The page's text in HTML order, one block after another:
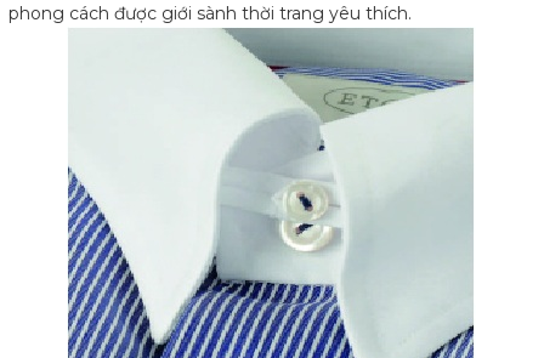
phong cách được giới sành thời trang yêu thích.